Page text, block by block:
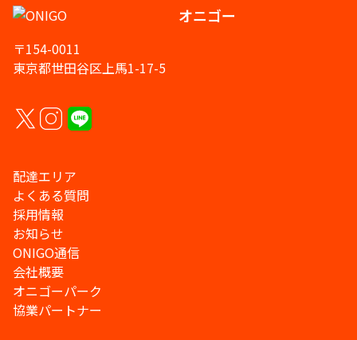
オニゴー
〒154-0011
東京都世田谷区上馬1-17-5
配達エリア
よくある質問
採用情報
お知らせ
ONIGO通信
会社概要
オニゴーパーク
協業パートナー